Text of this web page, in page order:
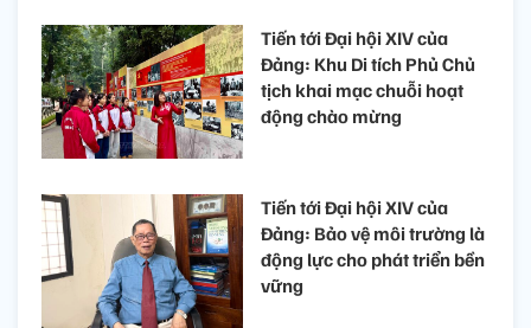
Tiến tới Đại hội XIV của
Đảng: Khu Di tích Phủ Chủ
tịch khai mạc chuỗi hoạt
động chào mừng
Tiến tới Đại hội XIV của
Đảng: Bảo vệ môi trường là
động lực cho phát triển bền
vững